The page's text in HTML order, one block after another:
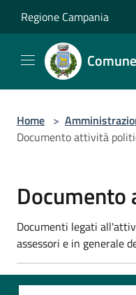
Regione Campania
Home >
Documento attività
Documenti legati
assessori e in generale